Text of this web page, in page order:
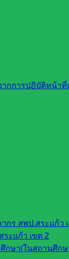
ากการปฏิบัติหน้
ร สพป.สระแก้ว
ะแก้ว เขต 2
ษา(ในสถานศึกษ